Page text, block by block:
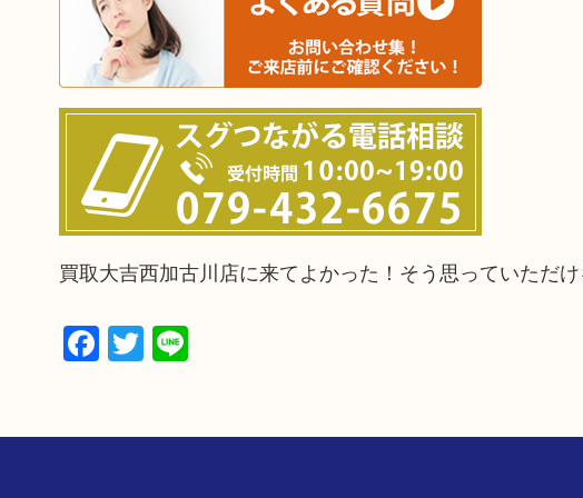
買取大吉西加古川店に来てよかった！そう思っていただけ
Facebook
Twitter
Line